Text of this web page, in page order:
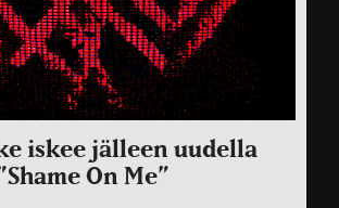
iskee jälleen uudella
On Me”